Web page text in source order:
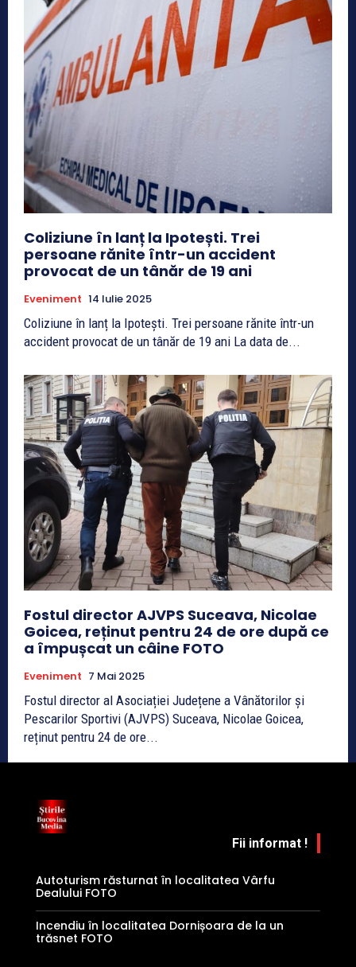
Coliziune în lanț la Ipotești. Trei
persoane rănite într-un accident
provocat de un tânăr de 19 ani
Eveniment 14 Iulie 2025
Coliziune în lanț la Ipotești. Trei persoane rănite într-un
accident provocat de un tânăr de 19 ani La data de...
Fostul director AJVPS Suceava, Nicolae
Goicea, reținut pentru 24 de ore după ce
a împușcat un câine FOTO
Eveniment 7 Mai 2025
Fostul director al Asociației Județene a Vânătorilor și
Pescarilor Sportivi (AJVPS) Suceava, Nicolae Goicea,
reținut pentru 24 de ore...
Fii informat !
Autoturism răsturnat în localitatea Vârfu
Dealului FOTO
Incendiu în localitatea Dornișoara de la un
trăsnet FOTO